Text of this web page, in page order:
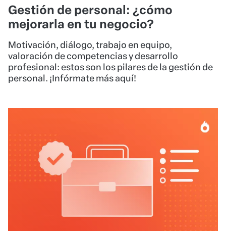
Gestión de personal: ¿cómo
mejorarla en tu negocio?
Motivación, diálogo, trabajo en equipo,
valoración de competencias y desarrollo
profesional: estos son los pilares de la gestión de
personal. ¡Infórmate más aquí!